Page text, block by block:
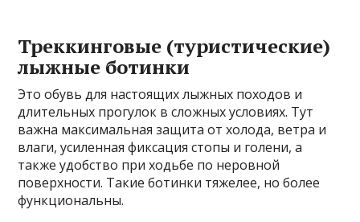
Треккинговые (туристические)
лыжные ботинки
Это обувь для настоящих лыжных походов и
длительных прогулок в сложных условиях. Тут
важна максимальная защита от холода, ветра и
влаги, усиленная фиксация стопы и голени, а
также удобство при ходьбе по неровной
поверхности. Такие ботинки тяжелее, но более
функциональны.